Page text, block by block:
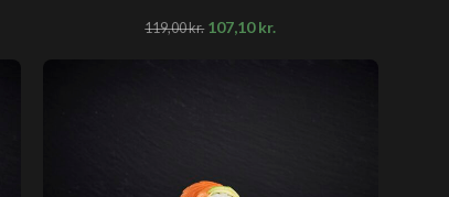
119,00kr. 107,10kr.